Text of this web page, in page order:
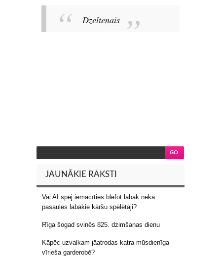
Dzeltenais
JAUNĀKIE RAKSTI
Vai AI spēj iemācīties blefot labāk nekā
pasaules labākie kāršu spēlētāji?
Rīga šogad svinēs 825. dzimšanas dienu
Kāpēc uzvalkam jāatrodas katra mūsdienīga
vīrieša garderobē?